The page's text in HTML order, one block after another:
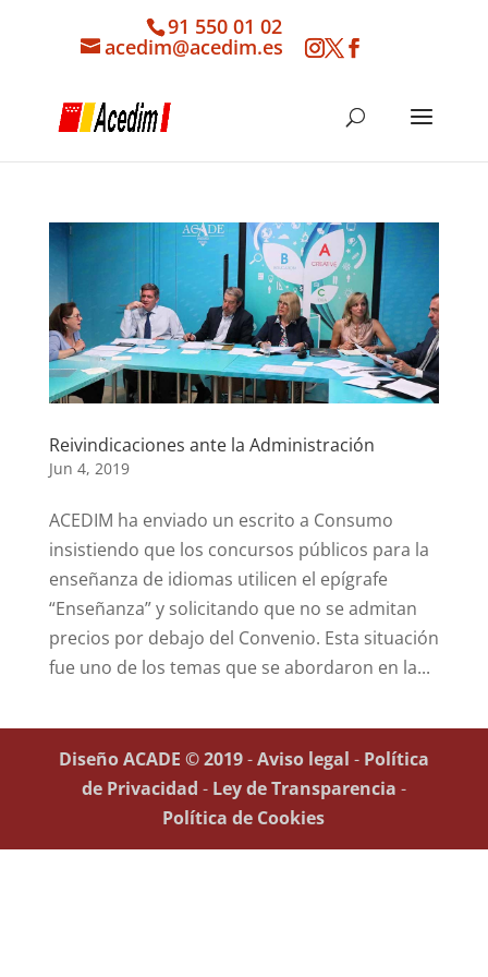
91 550 01 02
acedim@acedim.es
Reivindicaciones ante la Administración
Jun 4, 2019
ACEDIM ha enviado un escrito a Consumo
insistiendo que los concursos públicos para la
enseñanza de idiomas utilicen el epígrafe
“Enseñanza” y solicitando que no se admitan
precios por debajo del Convenio. Esta situación
fue uno de los temas que se abordaron en la...
Diseño ACADE © 2019-Aviso legal - Política
de Privacidad - Ley de Transparencia -
Política de Cookies